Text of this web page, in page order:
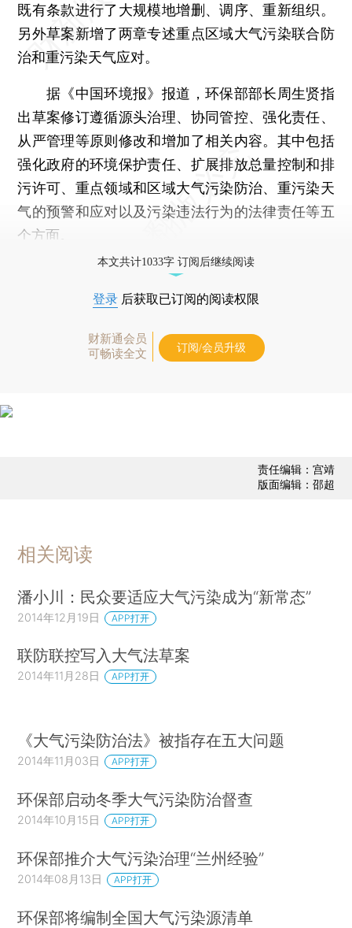
既有条款进行了大规模地增删、调序、重新组织。
另外草案新增了两章专述重点区域大气污染联合防
治和重污染天气应对。
据《中国环境报》报道，环保部部长周生贤指
出草案修订遵循源头治理、协同管控、强化责任、
从严管理等原则修改和增加了相关内容。其中包括
强化政府的环境保护责任、扩展排放总量控制和排
污许可、重点领域和区域大气污染防治、重污染天
气的预警和应对以及污染违法行为的法律责任等五
个方面。
本文共计1033字 订阅后继续阅读
登录 后获取已订阅的阅读权限
财新通会员
可畅读全文
订阅/会员升级
责任编辑：宫靖
版面编辑：邵超
相关阅读
潘小川：民众要适应大气污染成为“新常态”
2014年12月19日 APP打开
联防联控写入大气法草案
2014年11月28日 APP打开
《大气污染防治法》被指存在五大问题
2014年11月03日 APP打开
环保部启动冬季大气污染防治督查
2014年10月15日 APP打开
环保部推介大气污染治理“兰州经验”
2014年08月13日 APP打开
环保部将编制全国大气污染源清单